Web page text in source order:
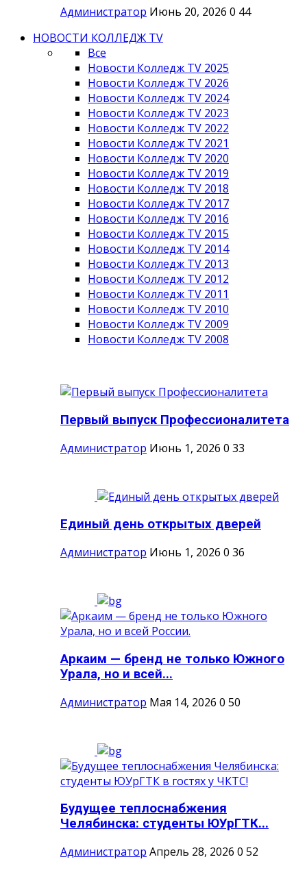
Администратор Июнь 20, 2026 0 44
НОВОСТИ КОЛЛЕДЖ TV
Все
Новости Колледж TV 2025
Новости Колледж TV 2026
Новости Колледж TV 2024
Новости Колледж TV 2023
Новости Колледж TV 2022
Новости Колледж TV 2021
Новости Колледж TV 2020
Новости Колледж TV 2019
Новости Колледж TV 2018
Новости Колледж TV 2017
Новости Колледж TV 2016
Новости Колледж TV 2015
Новости Колледж TV 2014
Новости Колледж TV 2013
Новости Колледж TV 2012
Новости Колледж TV 2011
Новости Колледж TV 2010
Новости Колледж TV 2009
Новости Колледж TV 2008
Первый выпуск Профессионалитета
Администратор Июнь 1, 2026 0 33
Единый день открытых дверей
Администратор Июнь 1, 2026 0 36
Аркаим — бренд не только Южного
Урала, но и всей...
Администратор Мая 14, 2026 0 50
Будущее теплоснабжения
Челябинска: студенты ЮУрГТК...
Администратор Апрель 28, 2026 0 52